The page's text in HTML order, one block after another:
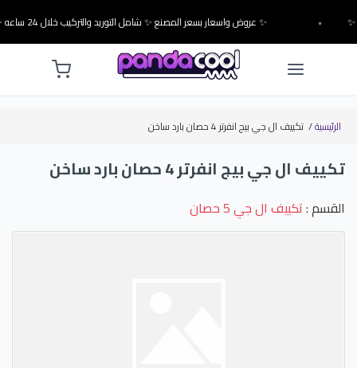
✨ عروض واسعار بسعر المصنع ✨ شامل التوريد والتركيب خلال 24 ساعه ✨ •
الرئيسية/ تكييف ال جي بيج انفرتر 4 حصان بارد ساخن
تكييف ال جي بيج انفرتر 4 حصان بارد ساخن
القسم :تكييف ال جي 5 حصان